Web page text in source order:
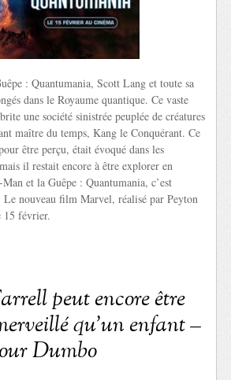
: Quantumania, Scott Lang et toute sa
dans le Royaume quantique. Ce vaste
une société sinistrée peuplée de créatures
maître du temps, Kang le Conquérant. Ce
être perçu, était évoqué dans les
il restait encore à être explorer en
et la Guêpe : Quantumania, c’est
Le nouveau film Marvel, réalisé par Peyton
15 février.
peut encore être
qu’un enfant –
Dumbo